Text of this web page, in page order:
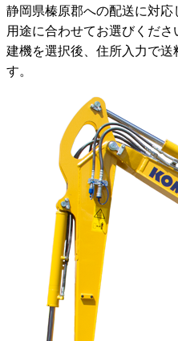
静岡県榛原郡への配送に対応
用途に合わせてお選びくださ
建機を選択後、住所入力で
す。